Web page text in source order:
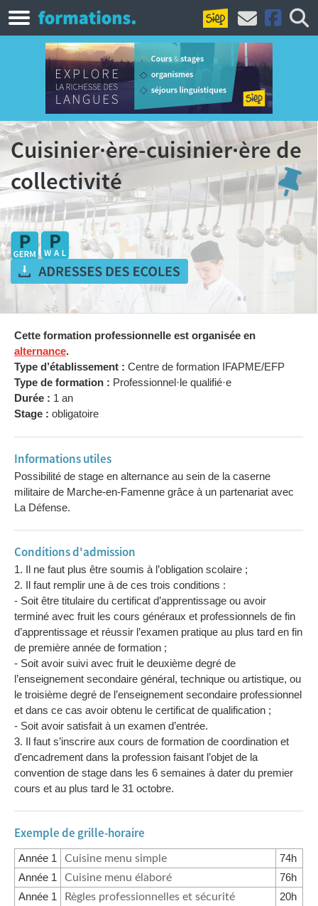
Cuisinier·ère-cuisinier·ère de
collectivité
Cette formation professionnelle est organisée en
alternance.
Type d’établissement : Centre de formation IFAPME/EFP
Type de formation : Professionnel·le qualifié·e
Durée : 1 an
Stage : obligatoire
Informations utiles
Possibilité de stage en alternance au sein de la caserne
militaire de Marche-en-Famenne grâce à un partenariat avec
La Défense.
Conditions d'admission
1. Il ne faut plus être soumis à l’obligation scolaire ;
2. Il faut remplir une à de ces trois conditions :
- Soit être titulaire du certificat d’apprentissage ou avoir
terminé avec fruit les cours généraux et professionnels de fin
d’apprentissage et réussir l’examen pratique au plus tard en fin
de première année de formation ;
- Soit avoir suivi avec fruit le deuxième degré de
l’enseignement secondaire général, technique ou artistique, ou
le troisième degré de l’enseignement secondaire professionnel
et dans ce cas avoir obtenu le certificat de qualification ;
- Soit avoir satisfait à un examen d’entrée.
3. Il faut s’inscrire aux cours de formation de coordination et
d'encadrement dans la profession faisant l’objet de la
convention de stage dans les 6 semaines à dater du premier
cours et au plus tard le 31 octobre.
Exemple de grille-horaire
Année 1 Cuisine menu simple
74h
Année 1
Cuisine menu élaboré
76h
Année 1
Règles professionnelles et sécurité
20h